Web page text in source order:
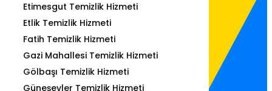
Etimesgut Temizlik Hizmeti
Etlik Temizlik Hizmeti
Fatih Temizlik Hizmeti
Gazi Mahallesi Temizlik Hizmeti
Gölbaşı Temizlik Hizmeti
Güneşevler Temizlik Hizmeti